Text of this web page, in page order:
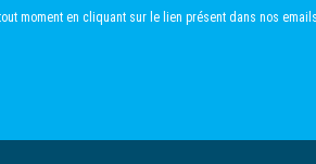
moment en cliquant sur le lien présent dans nos